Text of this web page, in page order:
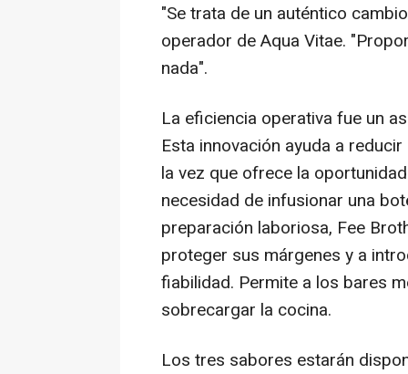
"Se trata de un auténtico
operador de Aqua Vitae.
nada".
La eficiencia operativa fue un
Esta innovación ayuda a
la vez que ofrece la
necesidad de infusionar una
preparación laboriosa, Fee
proteger sus márgenes y a
fiabilidad. Permite a los bares
sobrecargar la cocina.
Los tres sabores estarán